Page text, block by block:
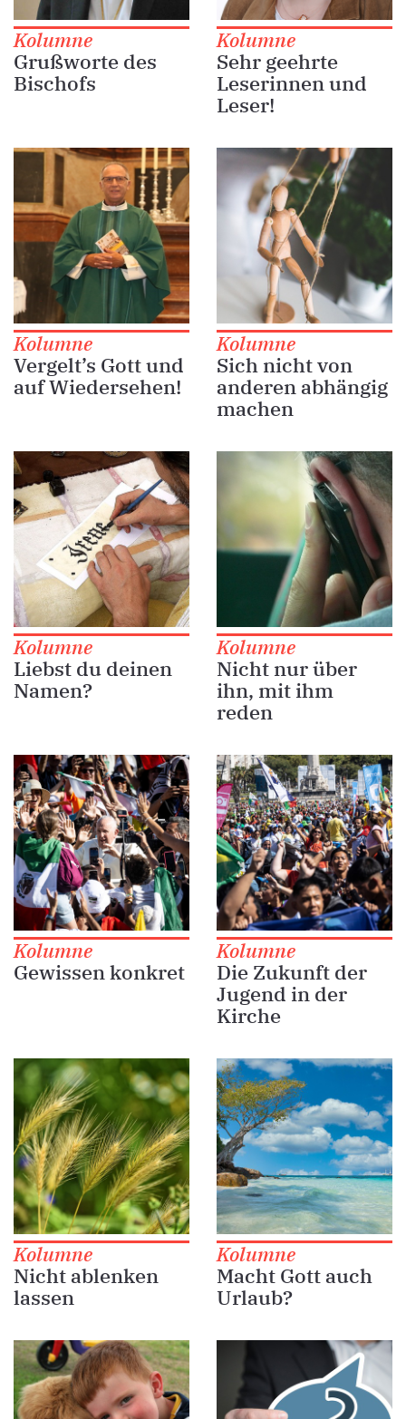
Kolumne
Grußworte des
Bischofs
Kolumne
Sehr geehrte
Leserinnen und
Leser!
Kolumne
Vergelt’s Gott und
auf Wiedersehen!
Kolumne
Sich nicht von
anderen abhängig
machen
Kolumne
Liebst du deinen
Namen?
Kolumne
Nicht nur über
ihn, mit ihm
reden
Kolumne
Gewissen konkret
Kolumne
Die Zukunft der
Jugend in der
Kirche
Kolumne
Nicht ablenken
lassen
Kolumne
Macht Gott auch
Urlaub?